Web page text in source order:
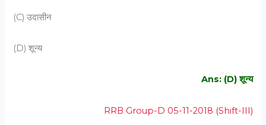
(C) उदासीन
(D) शून्‍य
Ans: (D) शून्‍य
RRB Group-D 05-11-2018 (Shift-III)